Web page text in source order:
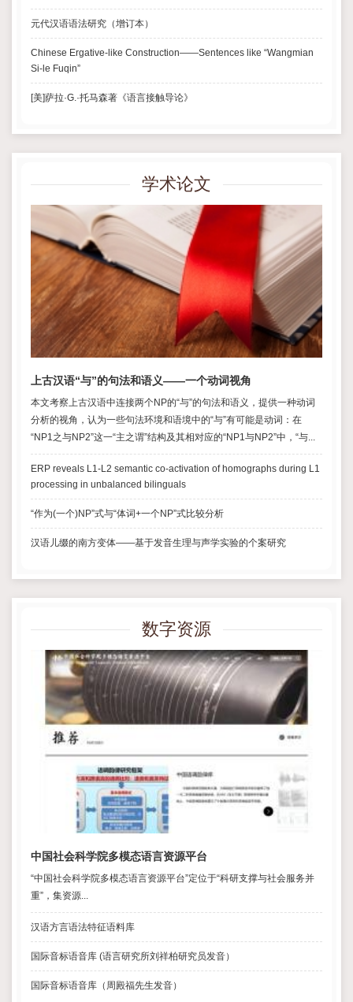
元代汉语语法研究（增订本）
Chinese Ergative-like Construction——Sentences like “Wangmian
Si-le Fuqin”
[美]萨拉·G.·托马森著《语言接触导论》
学术论文
上古汉语“与”的句法和语义——一个动词视角
本文考察上古汉语中连接两个NP的“与”的句法和语义，提供一种动词
分析的视角，认为一些句法环境和语境中的“与”有可能是动词：在
“NP1之与NP2”这一“主之谓”结构及其相对应的“NP1与NP2”中，“与...
ERP reveals L1-L2 semantic co-activation of homographs during L1
processing in unbalanced bilinguals
“作为(一个)NP”式与“体词+一个NP”式比较分析
汉语儿缀的南方变体——基于发音生理与声学实验的个案研究
数字资源
中国社会科学院多模态语言资源平台
“中国社会科学院多模态语言资源平台”定位于“科研支撑与社会服务并
重”，集资源...
汉语方言语法特征语料库
国际音标语音库 (语言研究所刘祥柏研究员发音）
国际音标语音库（周殿福先生发音）